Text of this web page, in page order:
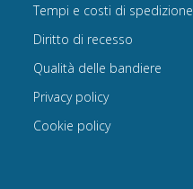
Tempi e costi di spedizione
Diritto di recesso
Qualità delle bandiere
Privacy policy
Cookie policy